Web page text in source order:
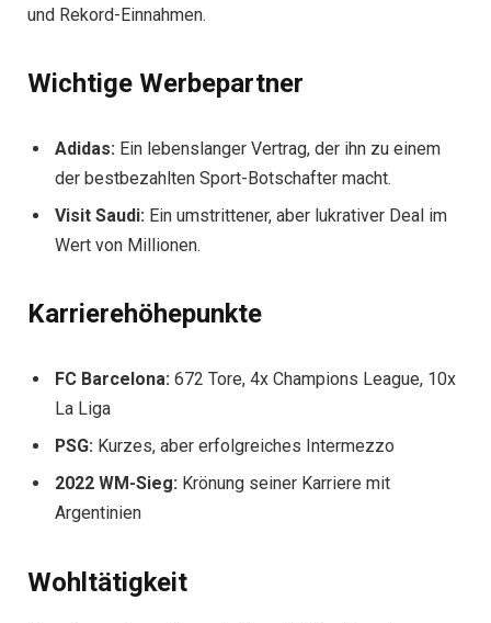
und Rekord-Einnahmen.
Wichtige Werbepartner
Adidas: Ein lebenslanger Vertrag, der ihn zu einem
der bestbezahlten Sport-Botschafter macht.
Visit Saudi: Ein umstrittener, aber lukrativer Deal im
Wert von Millionen.
Karrierehöhepunkte
FC Barcelona: 672 Tore, 4x Champions League, 10x
La Liga
PSG: Kurzes, aber erfolgreiches Intermezzo
2022 WM-Sieg: Krönung seiner Karriere mit
Argentinien
Wohltätigkeit